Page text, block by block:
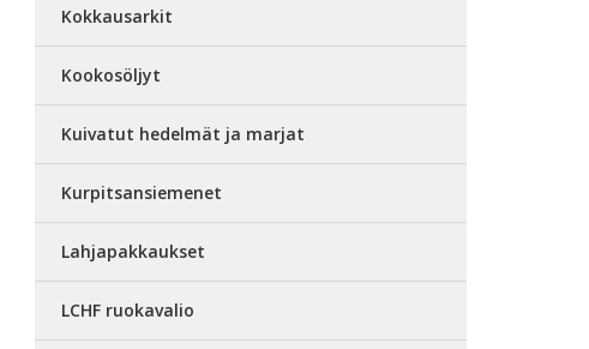
Kokkausarkit
Kookosöljyt
Kuivatut hedelmät ja marjat
Kurpitsansiemenet
Lahjapakkaukset
LCHF ruokavalio